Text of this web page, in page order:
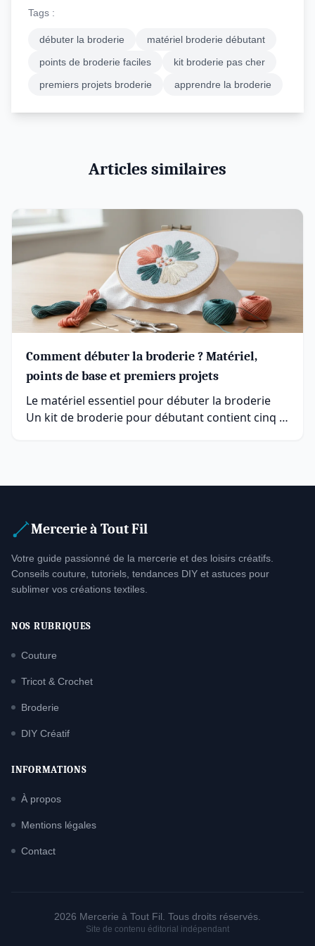
Tags :
débuter la broderie
matériel broderie débutant
points de broderie faciles
kit broderie pas cher
premiers projets broderie
apprendre la broderie
Articles similaires
Comment débuter la broderie ? Matériel,
points de base et premiers projets
Le matériel essentiel pour débuter la broderie
Un kit de broderie pour débutant contient cinq …
Mercerie à Tout Fil
Votre guide passionné de la mercerie et des loisirs créatifs.
Conseils couture, tutoriels, tendances DIY et astuces pour
sublimer vos créations textiles.
NOS RUBRIQUES
Couture
Tricot & Crochet
Broderie
DIY Créatif
INFORMATIONS
À propos
Mentions légales
Contact
2026 Mercerie à Tout Fil. Tous droits réservés.
Site de contenu éditorial indépendant